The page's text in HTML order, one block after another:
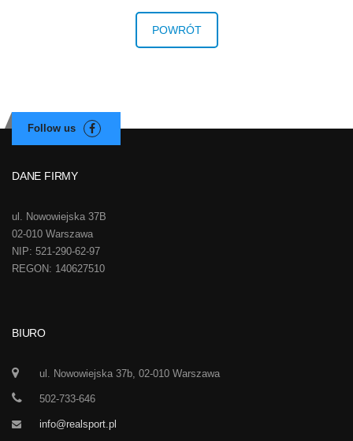
POWRÓT
DANE FIRMY
ul. Nowowiejska 37B
02-010 Warszawa
NIP: 521-290-62-97
REGON: 140627510
BIURO
ul. Nowowiejska 37b, 02-010 Warszawa
502-733-646
info@realsport.pl